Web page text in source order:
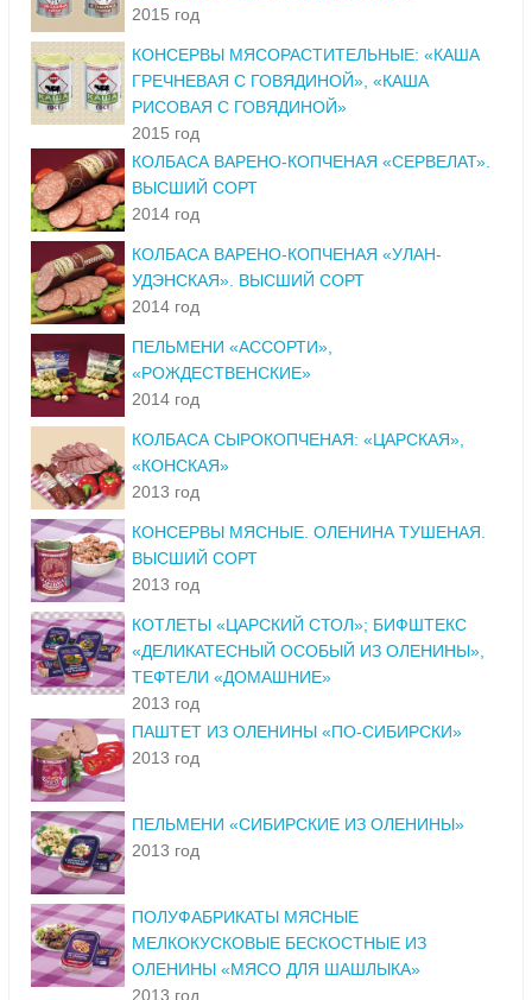
2015 год
КОНСЕРВЫ МЯСОРАСТИТЕЛЬНЫЕ: «КАША
ГРЕЧНЕВАЯ С ГОВЯДИНОЙ», «КАША
РИСОВАЯ С ГОВЯДИНОЙ»
2015 год
КОЛБАСА ВАРЕНО-КОПЧЕНАЯ «СЕРВЕЛАТ».
ВЫСШИЙ СОРТ
2014 год
КОЛБАСА ВАРЕНО-КОПЧЕНАЯ «УЛАН-
УДЭНСКАЯ». ВЫСШИЙ СОРТ
2014 год
ПЕЛЬМЕНИ «АССОРТИ»,
«РОЖДЕСТВЕНСКИЕ»
2014 год
КОЛБАСА СЫРОКОПЧЕНАЯ: «ЦАРСКАЯ»,
«КОНСКАЯ»
2013 год
КОНСЕРВЫ МЯСНЫЕ. ОЛЕНИНА ТУШЕНАЯ.
ВЫСШИЙ СОРТ
2013 год
КОТЛЕТЫ «ЦАРСКИЙ СТОЛ»; БИФШТЕКС
«ДЕЛИКАТЕСНЫЙ ОСОБЫЙ ИЗ ОЛЕНИНЫ»,
ТЕФТЕЛИ «ДОМАШНИЕ»
2013 год
ПАШТЕТ ИЗ ОЛЕНИНЫ «ПО-СИБИРСКИ»
2013 год
ПЕЛЬМЕНИ «СИБИРСКИЕ ИЗ ОЛЕНИНЫ»
2013 год
ПОЛУФАБРИКАТЫ МЯСНЫЕ
МЕЛКОКУСКОВЫЕ БЕСКОСТНЫЕ ИЗ
ОЛЕНИНЫ «МЯСО ДЛЯ ШАШЛЫКА»
2013 год